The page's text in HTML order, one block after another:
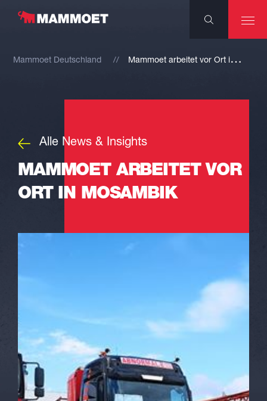
Mammoet Deutschland M
ammoet arbeitet vor Ort in Mosambik
Alle News & Insights
MAMMOET ARBEITET VOR
ORT IN MOSAMBIK